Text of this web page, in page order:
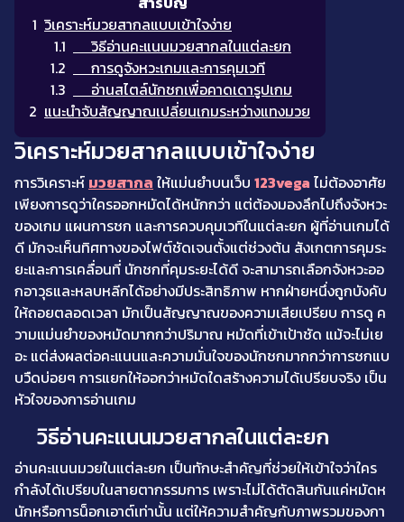
วิเคราะห์มวยสากลแบบเข้าใจง่าย
วิธีอ่านคะแนนมวยสากลในแต่ละยก
การดูจังหวะเกมและการคุมเวที
อ่านสไตล์นักชกเพื่อคาดเดารูปเกม
แนะนำจับสัญญาณเปลี่ยนเกมระหว่างแทงมวย
วิเคราะห์มวยสากลแบบเข้าใจง่าย
การวิเคราะห์ มวยสากล ให้แม่นยำบนเว็บ 123vega ไม่ต้องอาศัย
เพียงการดูว่าใครออกหมัดได้หนักกว่า แต่ต้องมองลึกไปถึงจังหวะ
ของเกม แผนการชก และการควบคุมเวทีในแต่ละยก ผู้ที่อ่านเกมได้
ดี มักจะเห็นทิศทางของไฟต์ชัดเจนตั้งแต่ช่วงต้น สังเกตการคุมระ
ยะและการเคลื่อนที่ นักชกที่คุมระยะได้ดี จะสามารถเลือกจังหวะออ
กอาวุธและหลบหลีกได้อย่างมีประสิทธิภาพ หากฝ่ายหนึ่งถูกบังคับ
ให้ถอยตลอดเวลา มักเป็นสัญญาณของความเสียเปรียบ การดู ค
วามแม่นยำของหมัดมากกว่าปริมาณ หมัดที่เข้าเป้าชัด แม้จะไม่เย
อะ แต่ส่งผลต่อคะแนนและความมั่นใจของนักชกมากกว่าการชกแบ
บวืดบ่อยๆ การแยกให้ออกว่าหมัดใดสร้างความได้เปรียบจริง เป็น
หัวใจของการอ่านเกม
วิธีอ่านคะแนนมวยสากลในแต่ละยก
อ่านคะแนนมวยในแต่ละยก เป็นทักษะสำคัญที่ช่วยให้เข้าใจว่าใคร
กำลังได้เปรียบในสายตากรรมการ เพราะไม่ได้ตัดสินกันแค่หมัดห
นักหรือการน็อกเอาต์เท่านั้น แต่ให้ความสำคัญกับภาพรวมของกา